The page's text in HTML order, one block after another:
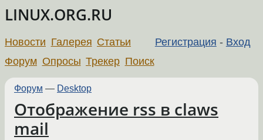
LINUX.ORG.RU
Регистрация - Вход
Новости Галерея Статьи
Форум Опросы Трекер Поиск
Форум — Desktop
Отображение rss в claws
mail